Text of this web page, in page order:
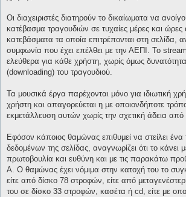
Οι διαχειριστές διατηρούν το δικαίωματα να
κατέβασμα τραγουδιών σε τυχαίες μέρες και
κατεβάσματα τα οποία επιτρέπονται στη σελίδα,
συμφωνία που έχει επέλθει με την ΑΕΠΙ. Το
ελεύθερα για κάθε χρήστη, χωρίς όμως
(downloading) του τραγουδιού.
Τα μουσικά έργα παρέχονται μόνο για ιδιωτική
χρήστη και απαγορεύεται η με οποιονδήποτε
εκμετάλλευση αυτών χωρίς την σχετική άδεια
Εφόσον κάποιος θαμώνας επιθυμεί να στείλει
δεδομένων της σελίδας, αναγνωρίζει ότι το κάνει
πρωτοβουλία και ευθύνη και με τις παρακάτω
Α. Ο θαμώνας έχει νόμιμα στην κατοχή του το
είτε από δίσκο 78 στροφών, είτε από
του σε δίσκο 33 στροφών, κασέτα ή cd, είτε με